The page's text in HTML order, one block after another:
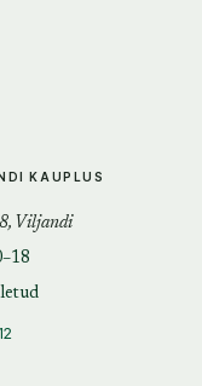
KAUPLUS
Viljandi